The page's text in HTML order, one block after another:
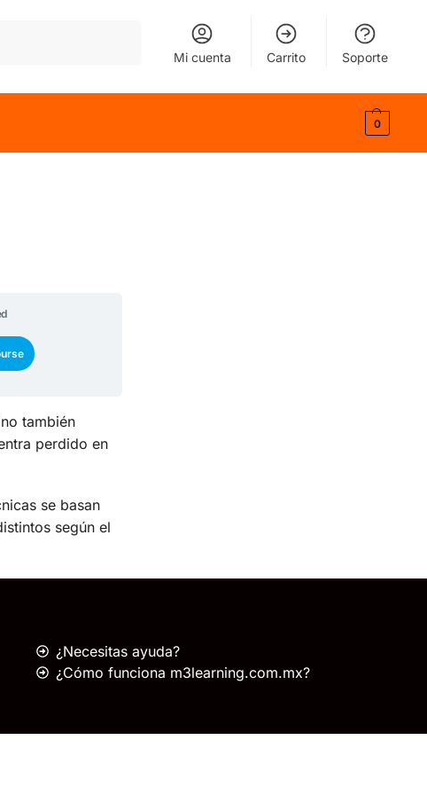
Mi cuenta Carrito Soporte
0
también
perdido en
se basan
según el
¿Necesitas ayuda?
¿Cómo funciona m3learning.com.mx?